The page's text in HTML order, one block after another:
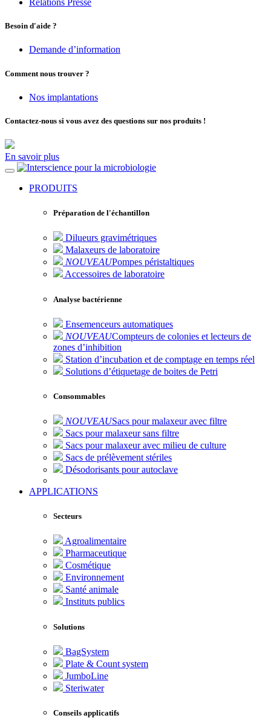
Relations Presse
Besoin d'aide ?
Demande d’information
Comment nous trouver ?
Nos implantations
Contactez-nous si vous avez des questions sur nos produits !
En savoir plus
pour la microbiologie
PRODUITS
Préparation de l'échantillon
Dilueurs gravimétriques
Malaxeurs de laboratoire
NOUVEAUPompes péristaltiques
Accessoires de laboratoire
Analyse bactérienne
Ensemenceurs automatiques
NOUVEAUCompteurs de colonies et lecteurs de
zones d’inhibition
Station d’incubation et de comptage en temps réel
Solutions d’étiquetage de boites de Petri
Consommables
NOUVEAUSacs pour malaxeur avec filtre
Sacs pour malaxeur sans filtre
Sacs pour malaxeur avec milieu de culture
Sacs de prélèvement stériles
Désodorisants pour autoclave
APPLICATIONS
Secteurs
Agroalimentaire
Pharmaceutique
Cosmétique
Environnement
Santé animale
Instituts publics
Solutions
BagSystem
Plate & Count system
JumboLine
Steriwater
Conseils applicatifs